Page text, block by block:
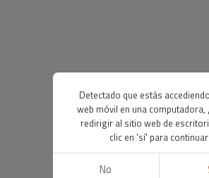
Detectado que estás
web móvil en una computadora,
redirigir al sitio web de
clic en 'sí' para continuar
No